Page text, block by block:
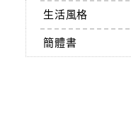
生活風格
簡體書